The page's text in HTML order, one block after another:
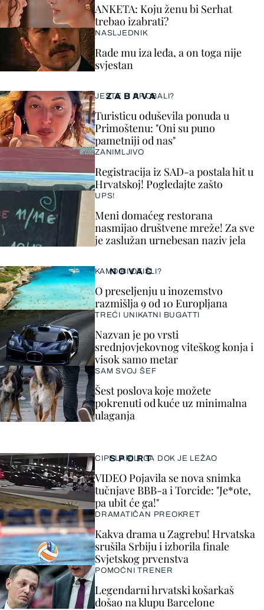
ZABAVA
JESTE LI PROBALI?
Turisticu oduševila ponuda u
Primoštenu: "Oni su puno
pametniji od nas"
ZANIMLJIVO
Registracija iz SAD-a postala hit u
Hrvatskoj! Pogledajte zašto
UPS!
Meni domaćeg restorana
nasmijao društvene mreže! Za sve
je zaslužan urnebesan naziv jela
SPORT
CIPELARILI GA DOK JE LEŽAO
VIDEO Pojavila se nova snimka
tučnjave BBB-a i Torcide: "Je*ote,
pa ubit će ga!"
DRAMATIČAN PREOKRET
Kakva drama u Zagrebu! Hrvatska
srušila Srbiju i izborila finale
Svjetskog prvenstva
POMOĆNI TRENER
Legendarni hrvatski košarkaš
došao na klupu Barcelone
ANKETA: Koju ženu bi Serhat
trebao izabrati?
NASLJEDNIK
Rade mu iza leđa, a on toga nije
svjestan
NOVAC
KAMO BI OTIŠLI?
O preseljenju u inozemstvo
razmišlja 9 od 10 Europljana
TREĆI UNIKATNI BUGATTI
Nazvan je po vrsti
srednjovjekovnog viteškog konja i
visok samo metar
SAM SVOJ ŠEF
Šest poslova koje možete
pokrenuti od kuće uz minimalna
ulaganja